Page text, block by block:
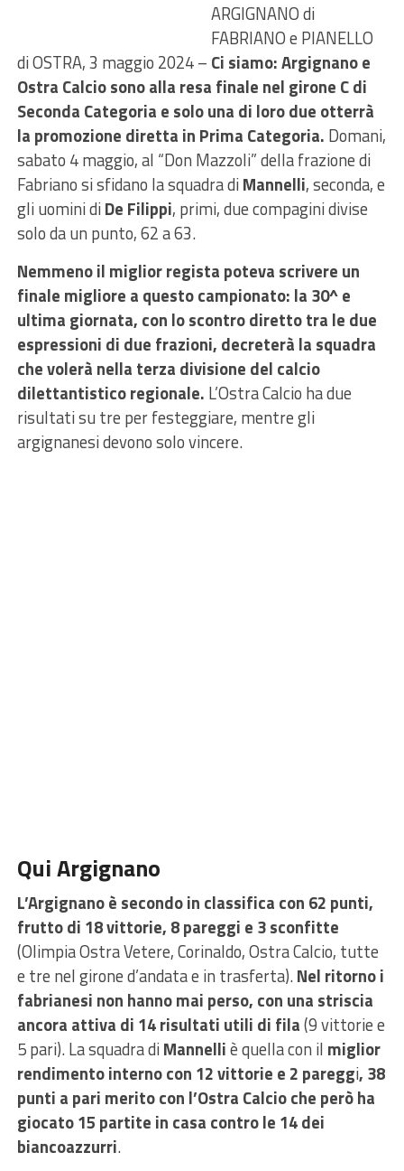
ARGIGNANO di
FABRIANO e PIANELLO
di OSTRA, 3 maggio 2024 – Ci siamo: Argignano e
Ostra Calcio sono alla resa finale nel girone C di
Seconda Categoria e solo una di loro due otterrà
la promozione diretta in Prima Categoria. Domani,
sabato 4 maggio, al “Don Mazzoli” della frazione di
Fabriano si sfidano la squadra diMannelli, seconda, e
gli uomini diDe Filippi, primi, due compagini divise
solo da un punto, 62 a 63.
Nemmeno il miglior regista poteva scrivere un
finale migliore a questo campionato: la 30^ e
ultima giornata, con lo scontro diretto tra le due
espressioni di due frazioni, decreterà la squadra
che volerà nella terza divisione del calcio
dilettantistico regionale. L’Ostra Calcio ha due
risultati su tre per festeggiare, mentre gli
argignanesi devono solo vincere.
Qui Argignano
L’Argignano è secondo in classifica con 62 punti,
frutto di 18 vittorie, 8 pareggi e 3 sconfitte
(Olimpia Ostra Vetere, Corinaldo, Ostra Calcio, tutte
e tre nel girone d’andata e in trasferta).Nel ritorno i
fabrianesi non hanno mai perso, con una striscia
ancora attiva di 14 risultati utili di fila(9 vittorie e
5 pari). La squadra diMannelliè quella con il miglior
rendimento interno con 12 vittorie e 2 pareggi, 38
punti a pari merito con l’Ostra Calcio che però ha
giocato 15 partite in casa contro le 14 dei
biancoazzurri.